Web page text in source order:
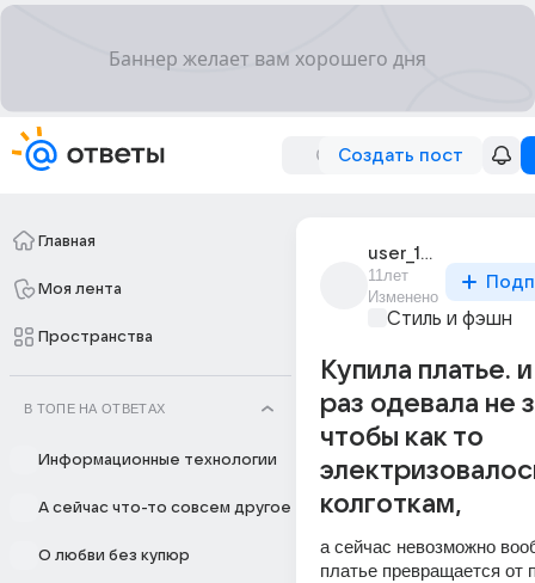
Создать пост
Главная
Моя лента
Пространства
В ТОПЕ НА ОТВЕТАХ
Информационные технологии
А сейчас что-то совсем другое
О любви без купюр
user_15963271
11лет
Изменено
Стиль и фэшн
Купила платье.
раз одевала не
чтобы как то
колготкам,
а сейчас невозможно
платье превращается от